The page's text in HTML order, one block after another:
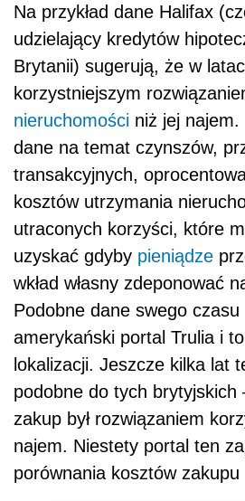
Na przykład dane Halifax
udzielający kredytów
Brytanii) sugerują, że w
korzystniejszym
nieruchomości niż jej
dane na temat czynszów,
transakcyjnych,
kosztów utrzymania
utraconych korzyści, które
uzyskać gdyby pieniądze
wkład własny zdeponować
Podobne dane swego czasu
amerykański portal Trulia i
lokalizacji. Jeszcze kilka lat
podobne do tych brytyjskich
zakup był rozwiązaniem
najem. Niestety portal ten
porównania kosztów zakupu